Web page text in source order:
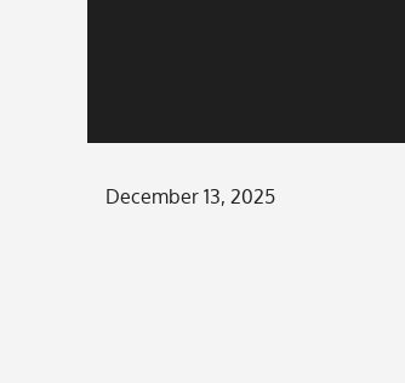
Posted
December 13, 2025